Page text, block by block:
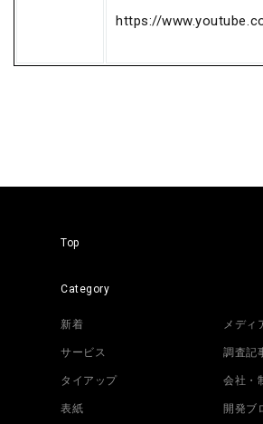
https://
Top
Category
新着 メディ
サービス 調査記
タイアップ 会社・
表紙 開発ブ